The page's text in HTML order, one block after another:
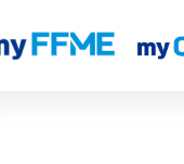
Classements